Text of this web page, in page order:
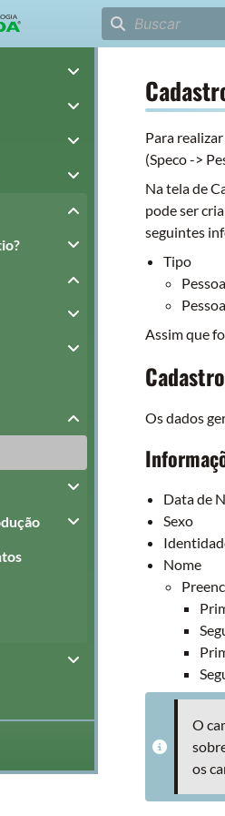
Para
(Speco ->
Na tela de
pode ser
seguintes
Tipo
Assim que
Os dados
Data de
Sexo
Nome
O
os